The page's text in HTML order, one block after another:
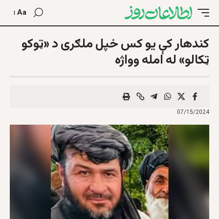
Aa
کندهار کې یو کس خپل ملګری د «ټوکو
ټکالو» له امله وواژه
07/15/2024